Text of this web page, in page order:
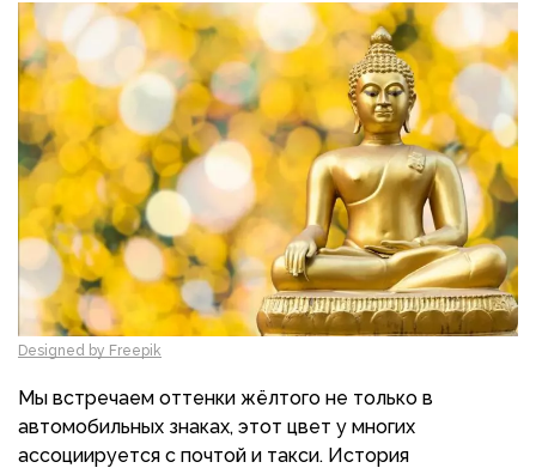
Designed by Freepik
Мы встречаем оттенки жёлтого не только в
автомобильных знаках, этот цвет у многих
ассоциируется с почтой и такси. История